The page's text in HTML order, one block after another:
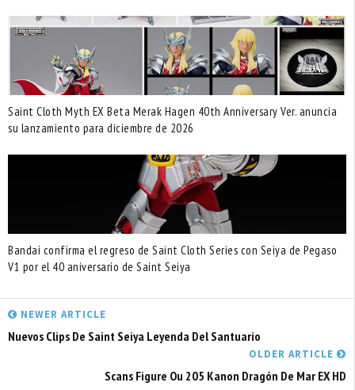
Saint Cloth Myth EX Beta Merak Hagen 40th Anniversary Ver. anuncia
su lanzamiento para diciembre de 2026
Bandai confirma el regreso de Saint Cloth Series con Seiya de Pegaso
V1 por el 40 aniversario de Saint Seiya
NEWER ARTICLE
Nuevos Clips De Saint Seiya Leyenda Del Santuario
OLDER ARTICLE
Scans Figure Ou 205 Kanon Dragón De Mar EX HD